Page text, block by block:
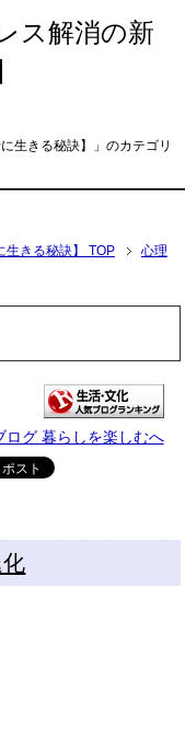
ス解消の新
生きる秘訣】」のカテゴリ
生きる秘訣】 TOP
心理